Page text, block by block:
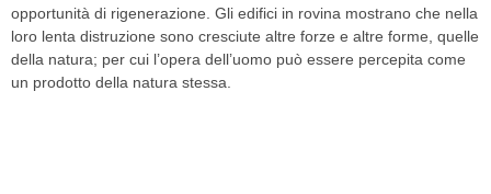
opportunità di rigenerazione. Gli edifici in rovina mostrano che nella
loro lenta distruzione sono cresciute altre forze e altre forme, quelle
della natura; per cui l’opera dell’uomo può essere percepita come
un prodotto della natura stessa.